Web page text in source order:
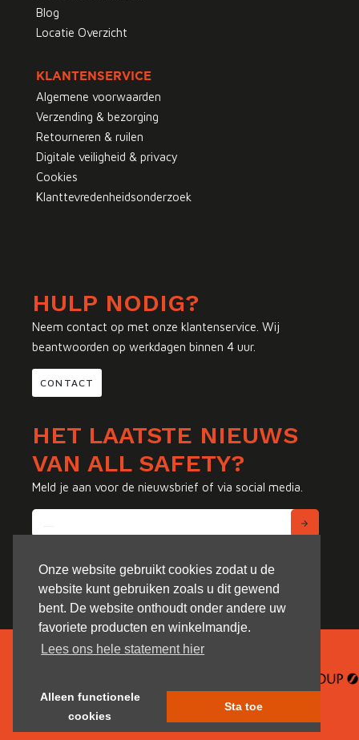
Onze website gebruikt cookies zodat u de
website kunt gebruiken zoals u dit gewend
bent. De website onthoudt onder andere uw
favoriete producten en winkelmandje.
Lees ons hele statement hier
Alleen functionele
cookies
Sta toe
Blog
Locatie Overzicht
KLANTENSERVICE
Algemene voorwaarden
Verzending & bezorging
Retourneren & ruilen
Digitale veiligheid & privacy
Cookies
Klanttevredenheidsonderzoek
HULP NODIG?
Neem contact op met onze klantenservice. Wij
beantwoorden op werkdagen binnen 4 uur.
CONTACT
HET LAATSTE NIEUWS
VAN ALL SAFETY?
Meld je aan voor de nieuwsbrief of via social media.